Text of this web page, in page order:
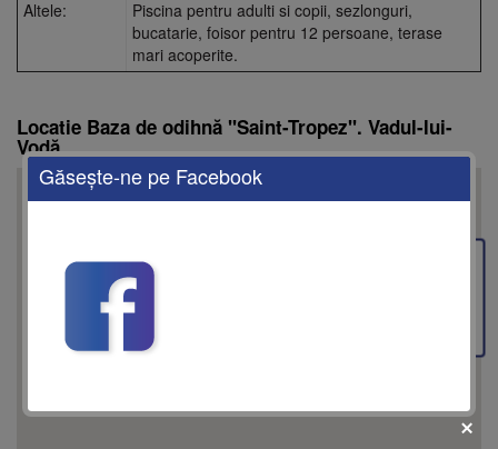
Altele:
Piscina pentru adulti si copii, sezlonguri,
bucatarie, foisor pentru 12 persoane, terase
mari acoperite.
Locatie Baza de odihnă "Saint-Tropez". Vadul-lui-
Vodă
Do you own this website?
Găseşte-ne pe Facebook